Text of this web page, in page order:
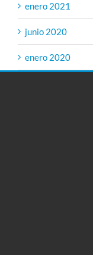
enero 2021
junio 2020
enero 2020